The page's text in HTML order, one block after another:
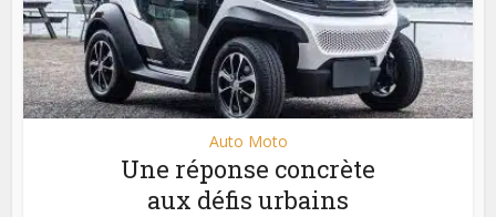
Auto Moto
Une réponse concrète
aux défis urbains